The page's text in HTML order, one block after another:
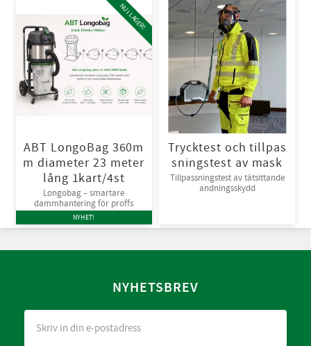
ABT LongoBag 360m
m diameter 23 meter
lång 1kart/4st
Longobag – smartare
dammhantering för proffs
NU I LAGER!
NYHET!
Trycktest och tillpas
sningstest av mask
Tillpassningstest av tätsittande
andningsskydd
NYHETSBREV